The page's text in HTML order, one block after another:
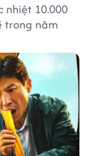
nhiệt 10.000
trong năm